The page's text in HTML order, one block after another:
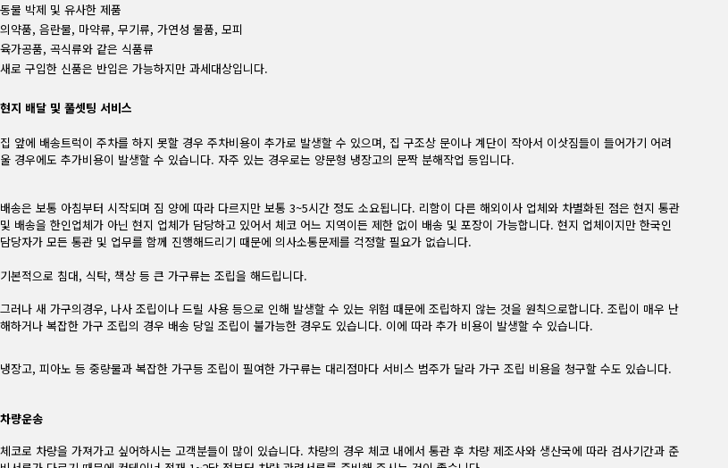
동물 박제 및 유사한 제품
의약품, 음란물, 마약류, 무기류, 가연성 물품, 모피
육가공품, 곡식류와 같은 식품류
새로 구입한 신품은 반입은 가능하지만 과세대상입니다.
현지 배달 및 풀셋팅 서비스
집 앞에 배송트럭이 주차를 하지 못할 경우 주차비용이 추가로 발생할 수 있으며, 집 구조상 문이나 계단이 작아서 이삿짐들이 들어가기 어려
울 경우에도 추가비용이 발생할 수 있습니다. 자주 있는 경우로는 양문형 냉장고의 문짝 분해작업 등입니다.
배송은 보통 아침부터 시작되며 짐 양에 따라 다르지만 보통 3~5시간 정도 소요됩니다. 리함이 다른 해외이사 업체와 차별화된 점은 현지 통관
및 배송을 한인업체가 아닌 현지 업체가 담당하고 있어서 체코 어느 지역이든 제한 없이 배송 및 포장이 가능합니다. 현지 업체이지만 한국인
담당자가 모든 통관 및 업무를 함께 진행해드리기 때문에 의사소통문제를 걱정할 필요가 없습니다.
기본적으로 침대, 식탁, 책상 등 큰 가구류는 조립을 해드립니다.
그러나 새 가구의경우, 나사 조립이나 드릴 사용 등으로 인해 발생할 수 있는 위험 때문에 조립하지 않는 것을 원칙으로합니다. 조립이 매우 난
해하거나 복잡한 가구 조립의 경우 배송 당일 조립이 불가능한 경우도 있습니다. 이에 따라 추가 비용이 발생할 수 있습니다.
냉장고, 피아노 등 중량물과 복잡한 가구등 조립이 필여한 가구류는 대리점마다 서비스 범주가 달라 가구 조립 비용을 청구할 수도 있습니다.
차량운송
체코로 차량을 가져가고 싶어하시는 고객분들이 많이 있습니다. 차량의 경우 체코 내에서 통관 후 차량 제조사와 생산국에 따라 검사기간과 준